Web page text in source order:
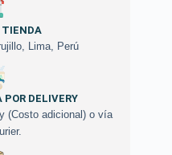
TIENDA
Lima, Perú
DELIVERY
(Costo adicional) o vía